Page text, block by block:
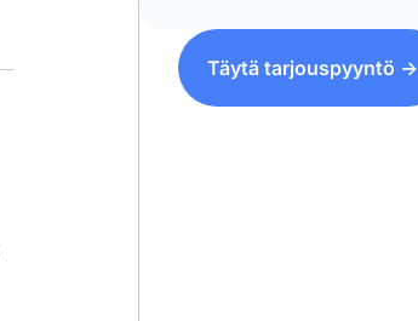
Täytä tarjouspyyntö ->